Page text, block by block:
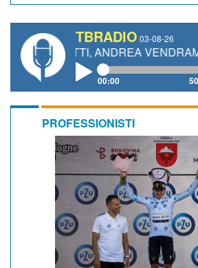
TBRADIO 03-08-26
ANDREA VENDRAME,
00:00
PROFESSIONISTI